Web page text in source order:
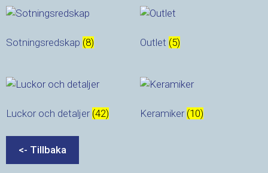
Sotningsredskap (8) Outlet (5)
Luckor och detaljer (42) Keramiker (10)